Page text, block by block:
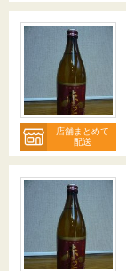
店舗まとめて
配送